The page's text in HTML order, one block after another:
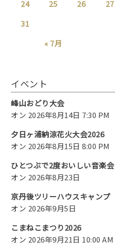
24 25 26 27
31
« 7月
イベント
峰山おどり大会
オン 2026年8月14日 7:30 PM
夕日ヶ浦納涼花火大会2026
オン 2026年8月15日 8:00 PM
ひとつぶで2度おいしい音楽会
オン 2026年8月23日
京丹後ツリーハウスキャンプ
オン 2026年9月5日
こまねこまつり2026
オン 2026年9月21日 10:00 AM